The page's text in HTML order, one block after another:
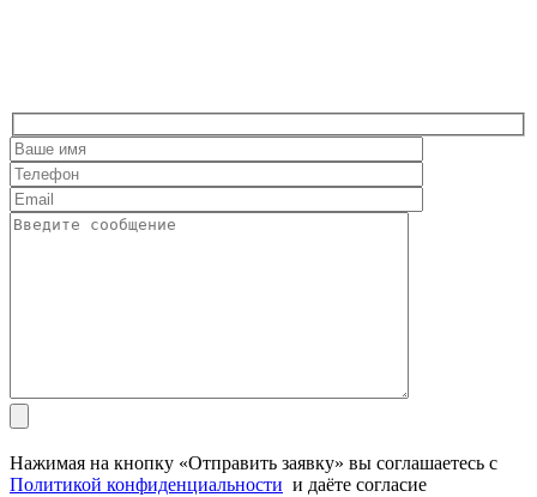
Нажимая на кнопку «Отправить заявку» вы соглашаетесь с
Политикой конфиденциальности и даёте согласие